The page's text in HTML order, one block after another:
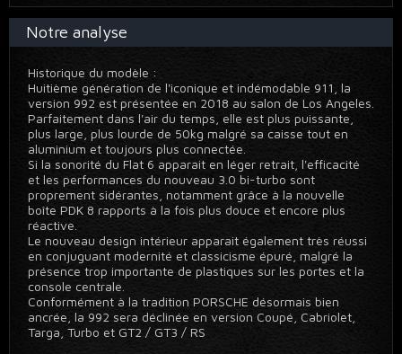
Notre analyse
Historique du modèle :
Huitième génération de l'iconique et indémodable 911, la
version 992 est présentée en 2018 au salon de Los Angeles.
Parfaitement dans l'air du temps, elle est plus puissante,
plus large, plus lourde de 50kg malgré sa caisse tout en
aluminium et toujours plus connectée.
Si la sonorité du Flat 6 apparait en léger retrait, l'efficacité
et les performances du nouveau 3.0 bi-turbo sont
proprement sidérantes, notamment grâce à la nouvelle
boîte PDK 8 rapports à la fois plus douce et encore plus
réactive.
Le nouveau design intérieur apparait également très réussi
en conjuguant modernité et classicisme épuré, malgré la
présence trop importante de plastiques sur les portes et la
console centrale.
Conformément à la tradition PORSCHE désormais bien
ancrée, la 992 sera déclinée en version Coupé, Cabriolet,
Targa, Turbo et GT2 / GT3 / RS